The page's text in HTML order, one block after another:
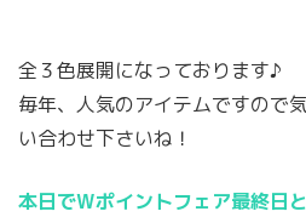
全３色展開になっております♪
毎年、人気のアイテムですので
い合わせ下さいね！
本日でWポイントフェア最終日と